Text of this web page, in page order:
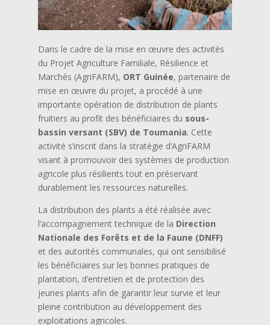
Dans le cadre de la mise en œuvre des activités
du Projet Agriculture Familiale, Résilience et
Marchés (AgriFARM), ORT Guinée, partenaire de
mise en œuvre du projet, a procédé à une
importante opération de distribution de plants
fruitiers au profit des bénéficiaires du sous-
bassin versant (SBV) de Toumania. Cette
activité s’inscrit dans la stratégie d’AgriFARM
visant à promouvoir des systèmes de production
agricole plus résilients tout en préservant
durablement les ressources naturelles.
La distribution des plants a été réalisée avec
l’accompagnement technique de la Direction
Nationale des Forêts et de la Faune (DNFF)
et des autorités communales, qui ont sensibilisé
les bénéficiaires sur les bonnes pratiques de
plantation, d’entretien et de protection des
jeunes plants afin de garantir leur survie et leur
pleine contribution au développement des
exploitations agricoles.